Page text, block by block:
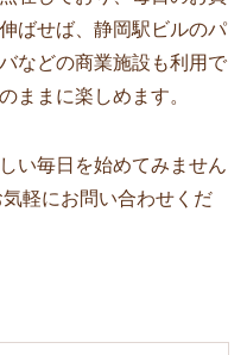
ばせば、静岡駅ビルのパ
などの商業施設も利用で
ままに楽しめます。
い毎日を始めてみません
軽にお問い合わせくだ